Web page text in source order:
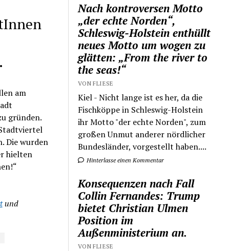
am
gründen.
Die wurden
hielten
und
Nach kontroversen Motto
„der echte Norden“,
Schleswig-Holstein enthüllt
neues Motto um wogen zu
glätten: „From the river to
the seas!“
VON FLIESE
Kiel - Nicht lange ist es her, da die
Fischköppe in Schleswig-Holstein
ihr Motto "der echte Norden", zum
großen Unmut anderer nördlicher
Bundesländer, vorgestellt haben....
Hinterlasse einen Kommentar
Konsequenzen nach Fall
Collin Fernandes: Trump
bietet Christian Ulmen
Position im
Außenministerium an.
VON FLIESE